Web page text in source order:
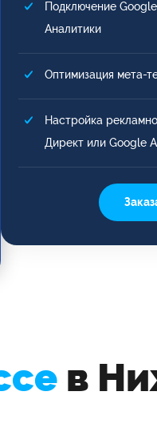
Подключение
Аналитики
Оптимизация мета-
Настройка
Директ или Google
в